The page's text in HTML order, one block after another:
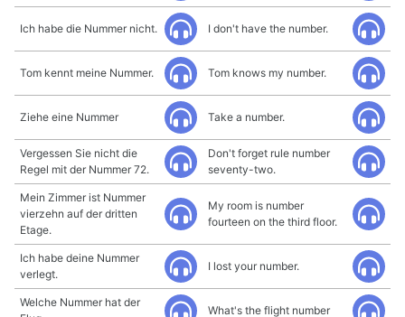
Ich habe die Nummer nicht. I don't have the number.
Tom kennt meine Nummer. Tom knows my number.
Ziehe eine Nummer Take a number.
Vergessen Sie nicht die
Regel mit der Nummer 72.
Don't forget rule number
seventy-two.
Mein Zimmer ist Nummer
vierzehn auf der dritten
Etage.
My room is number
fourteen on the third floor.
Ich habe deine Nummer
verlegt.
I lost your number.
Welche Nummer hat der
What's the flight number